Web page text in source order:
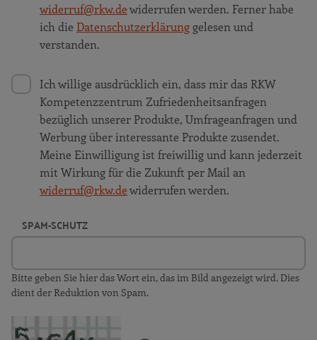
widerruf@rkw.dewiderrufen werden. Ferner habe
ich die Datenschutzerklärunggelesen und
verstanden.
Ich willige ausdrücklich ein, dass mir das RKW
Kompetenzzentrum Zufriedenheitsanfragen
bezüglich unserer Produkte, Umfrageanfragen und
Werbung über interessante Produkte zusendet.
Meine Einwilligung ist freiwillig und kann jederzeit
mit Wirkung für die Zukunft per Mail an
widerruf@rkw.dewiderrufen werden.
SPAM-SCHUTZ
Bitte geben Sie hier das Wort ein, das im Bild angezeigt wird. Dies
dient der Reduktion von Spam.